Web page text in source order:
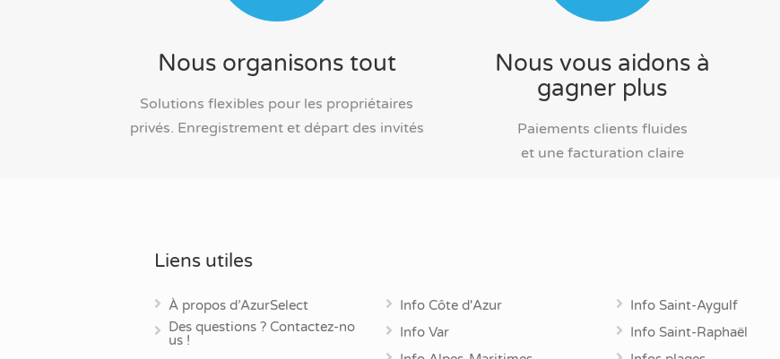
Nous organisons tout
Solutions flexibles pour les propriétaires
privés. Enregistrement et départ des invités
Nous vous aidons à
gagner plus
Paiements clients fluides
et une facturation claire
Liens utiles
À propos d’AzurSelect
Des questions ? Contactez-no
us !
Info Côte d'Azur
Info Var
Info Saint-Aygulf
Info Saint-Raphaël